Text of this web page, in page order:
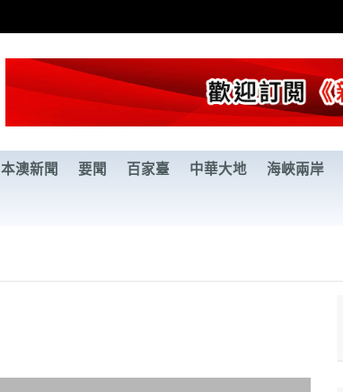
本澳新聞 要聞 百家臺 中華大地 海峽兩岸